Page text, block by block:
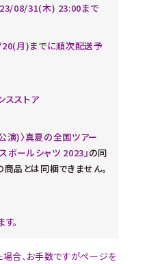
08/31(木) 23:00まで
月)までに順次配送予
スストア
演)〉真夏の全国ツアー
ボールシャツ 2023』の同
品とは同梱できません。
。
合、お手数ですがページを